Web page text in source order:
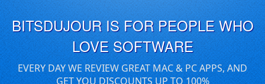
BITSDUJOUR IS FOR PEOPLE WHO
LOVE SOFTWARE
EVERY DAY WE REVIEW GREAT MAC & PC APPS, AND
GET YOU DISCOUNTS UP TO 100%